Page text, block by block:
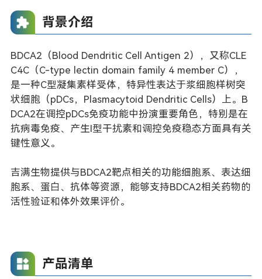
背景介绍
BDCA2（Blood Dendritic Cell Antigen 2），又称CLE
C4C（C-type lectin domain family 4 member C），
是一种C型凝集素样受体，特异性表达于浆细胞样树突
状细胞（pDCs，Plasmacytoid Dendritic Cells）上。B
DCA2在调控pDCs免疫功能中扮演重要角色，特别是在
抗病毒免疫、产生I型干扰素和调控免疫稳态方面具有关
键性意义。
吉满生物提供与BDCA2靶点相关的功能细胞系、表达细
胞系、蛋白、抗体等资源，能够支持BDCA2相关药物的
活性验证和体外效果评价。
产品清单